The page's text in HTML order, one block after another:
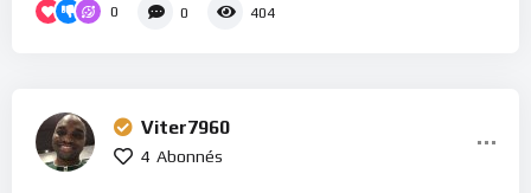
0 0 404
Viter7960
4 Abonnés